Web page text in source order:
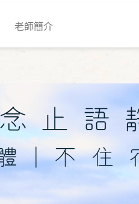
老師簡介